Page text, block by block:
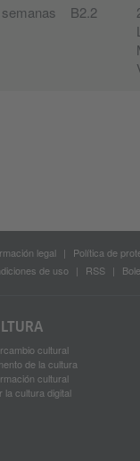
B2.2
legal
Política de
de uso
RSS
cultural
de la cultura
cultural
la cultura digital